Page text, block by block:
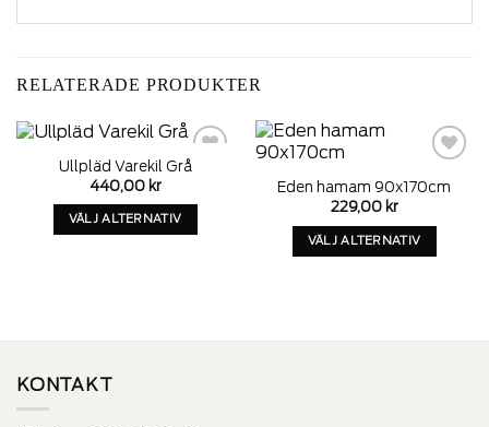
RELATERADE PRODUKTER
Add to
Ullpläd Varekil Grå
440,00 kr
VÄLJ ALTERNATIV
wishlist
Eden hamam 90x170cm
229,00 kr
VÄLJ ALTERNATIV
KONTAKT